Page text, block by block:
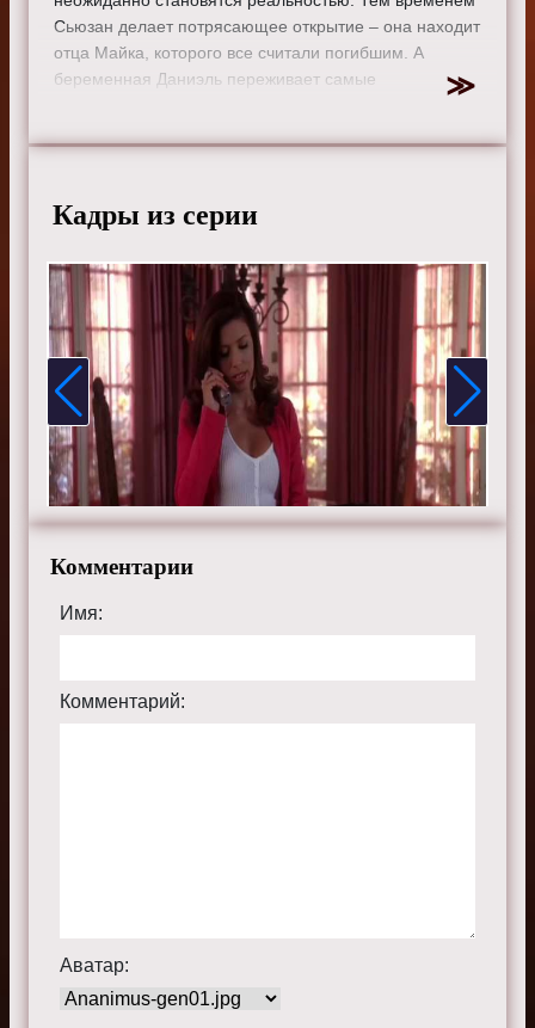
Сьюзан делает потрясающее открытие – она находит
отца Майка, которого все считали погибшим. А
беременная Даниэль переживает самые
Режиссер:Ларри Шоу
Кросс, Ева Лонгория, Николетт Шеридан, Дана
Дилейни, Элфри Вудард, Дреа де Маттео, Ванесса
Смотрите онлайн 4 сезон 6 серию «
Отчаянные
домохозяйки» бесплатно в хорошем HD качестве, на
телефоне, планшете, пк или телевизоре на сайте
sitedomhozsru.ru.
Кадры из серии
Комментарии
Имя:
Комментарий:
Аватар: